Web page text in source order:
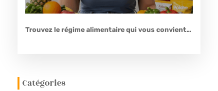
Trouvez le régime alimentaire qui vous convient…
Catégories